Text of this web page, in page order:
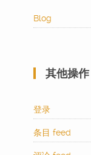
Blog
其他操作
登录
条目 feed